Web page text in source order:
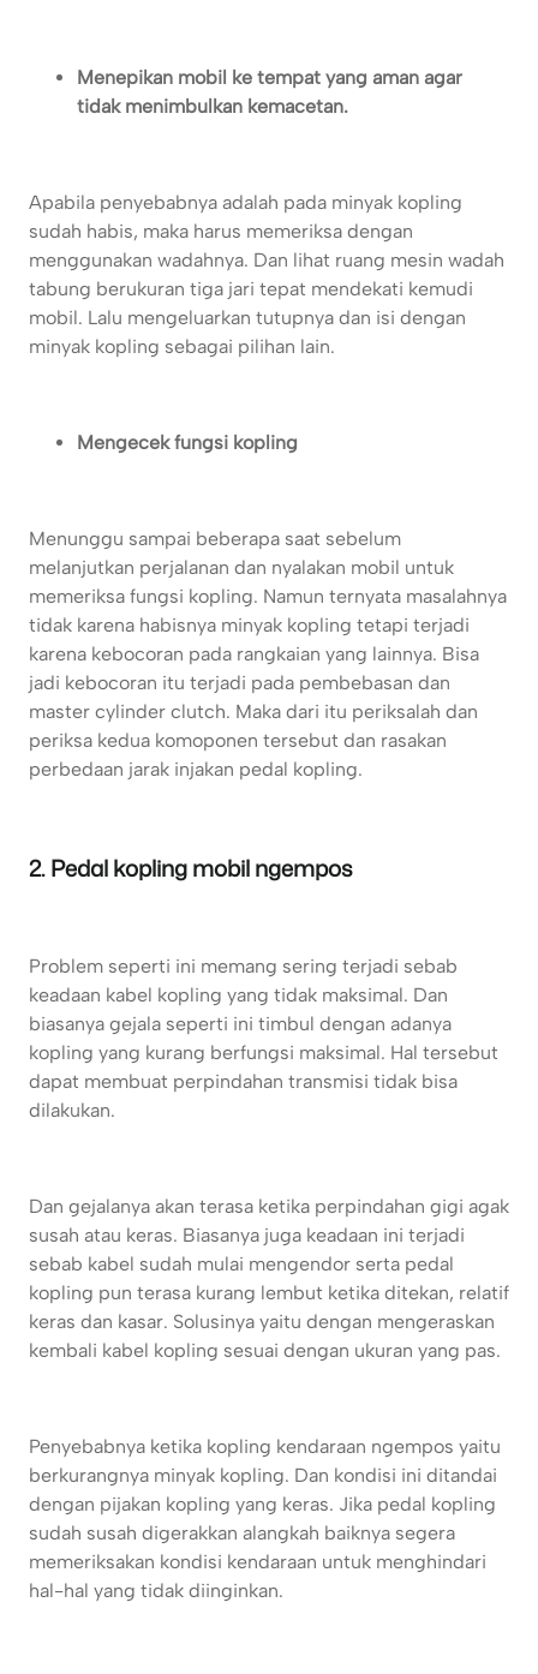
Menepikan mobil ke tempat yang aman agar
tidak menimbulkan kemacetan.
Apabila penyebabnya adalah pada minyak kopling
sudah habis, maka harus memeriksa dengan
menggunakan wadahnya. Dan lihat ruang mesin wadah
tabung berukuran tiga jari tepat mendekati kemudi
mobil. Lalu mengeluarkan tutupnya dan isi dengan
minyak kopling sebagai pilihan lain.
Mengecek fungsi kopling
Menunggu sampai beberapa saat sebelum
melanjutkan perjalanan dan nyalakan mobil untuk
memeriksa fungsi kopling. Namun ternyata masalahnya
tidak karena habisnya minyak kopling tetapi terjadi
karena kebocoran pada rangkaian yang lainnya. Bisa
jadi kebocoran itu terjadi pada pembebasan dan
master cylinder clutch. Maka dari itu periksalah dan
periksa kedua komoponen tersebut dan rasakan
perbedaan jarak injakan pedal kopling.
2. Pedal kopling mobil ngempos
Problem seperti ini memang sering terjadi sebab
keadaan kabel kopling yang tidak maksimal. Dan
biasanya gejala seperti ini timbul dengan adanya
kopling yang kurang berfungsi maksimal. Hal tersebut
dapat membuat perpindahan transmisi tidak bisa
dilakukan.
Dan gejalanya akan terasa ketika perpindahan gigi agak
susah atau keras. Biasanya juga keadaan ini terjadi
sebab kabel sudah mulai mengendor serta pedal
kopling pun terasa kurang lembut ketika ditekan, relatif
keras dan kasar. Solusinya yaitu dengan mengeraskan
kembali kabel kopling sesuai dengan ukuran yang pas.
Penyebabnya ketika kopling kendaraan ngempos yaitu
berkurangnya minyak kopling. Dan kondisi ini ditandai
dengan pijakan kopling yang keras. Jika pedal kopling
sudah susah digerakkan alangkah baiknya segera
memeriksakan kondisi kendaraan untuk menghindari
hal-hal yang tidak diinginkan.